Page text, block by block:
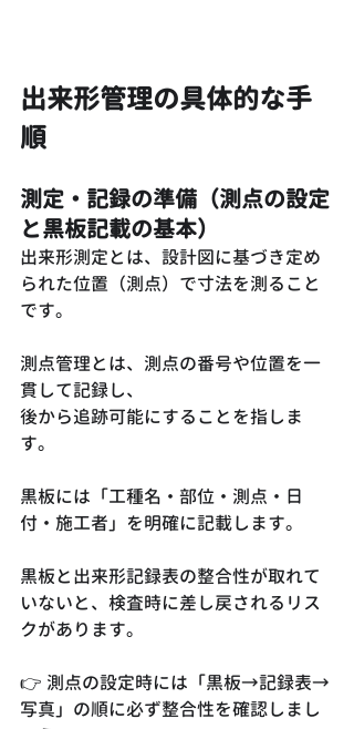
出来形管理の具体的な手
順
測定・記録の準備（測点の設定
と黒板記載の基本）
出来形測定とは、設計図に基づき定め
られた位置（測点）で寸法を測ること
です。
測点管理とは、測点の番号や位置を一
貫して記録し、
後から追跡可能にすることを指しま
す。
黒板には「工種名・部位・測点・日
付・施工者」を明確に記載します。
黒板と出来形記録表の整合性が取れて
いないと、検査時に差し戻されるリス
クがあります。
👉 測点の設定時には「黒板→記録表→
写真」の順に必ず整合性を確認しまし